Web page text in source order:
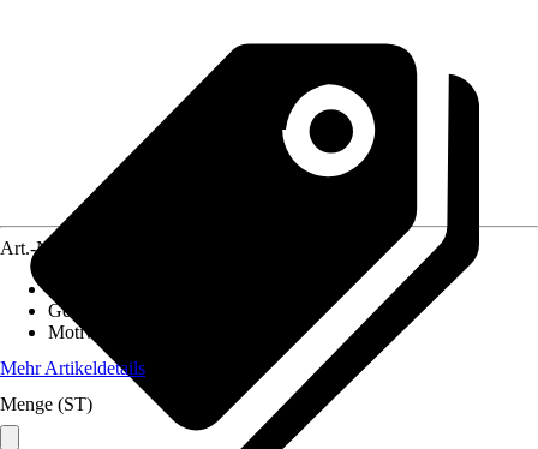
Art.-Nr.
Gewicht
Motivkategorie
Mehr Artikeldetails
Menge (ST)